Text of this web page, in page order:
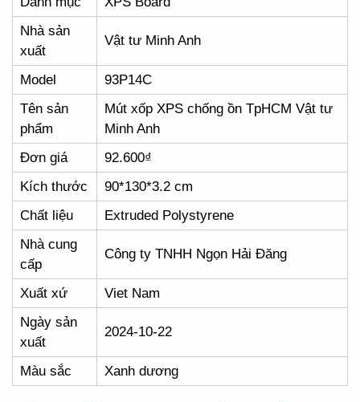
Nhà sản
xuất
Vật tư Minh Anh
Model
93P14C
Tên sản
phẩm
Mút xốp XPS chống ồn TpHCM Vật tư
Minh Anh
Đơn giá
92.600₫
Kích thước
90*130*3.2 cm
Chất liệu
Extruded Polystyrene
Nhà cung
cấp
Công ty TNHH Ngọn Hải Đăng
Xuất xứ
Viet Nam
Ngày sản
xuất
2024-10-22
Màu sắc Xanh dương